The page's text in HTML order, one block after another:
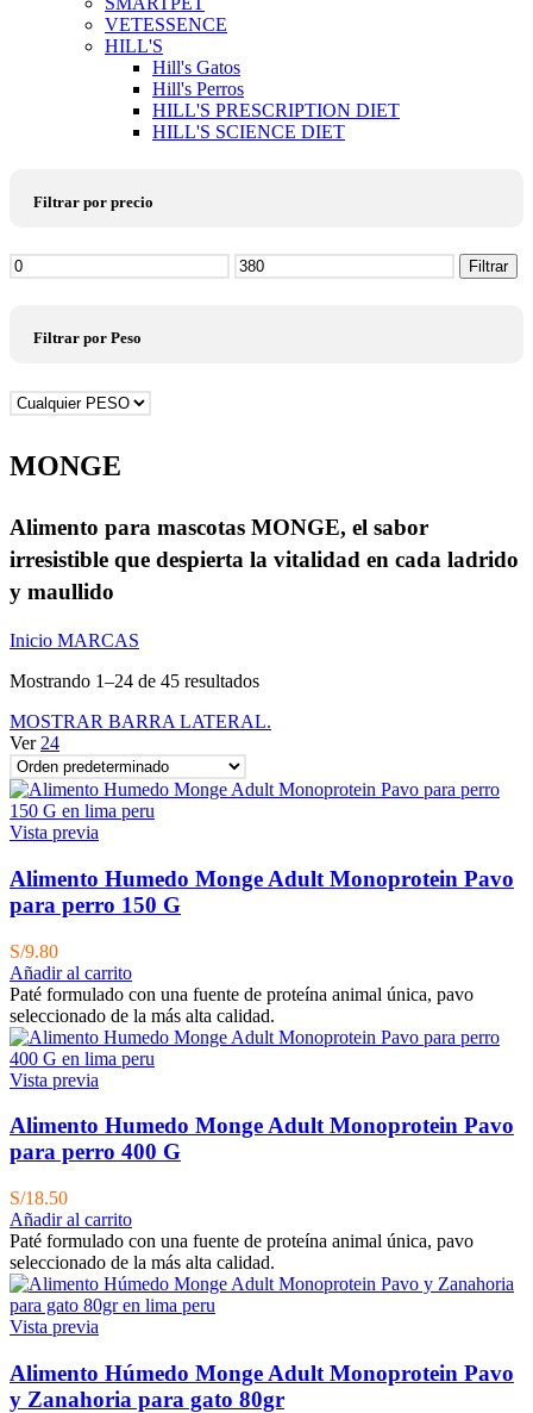
VETESSENCE
HILL'S
Hill's Gatos
Hill's Perros
HILL'S PRESCRIPTION DIET
HILL'S SCIENCE DIET
Filtrar por precio
Precio
mínimo
Filtrar
Filtrar por Peso
MONGE
Alimento para mascotas MONGE, el sabor
irresistible que despierta la vitalidad en cada ladrido
y maullido
Inicio MARCAS
Mostrando 1–24 de 45 resultados
MOSTRAR BARRA LATERAL.
Ver 24
Vista previa
Alimento Humedo Monge Adult Monoprotein Pavo
para perro 150 G
S/9.80
Añadir al carrito
Paté formulado con una fuente de proteína animal única, pavo
seleccionado de la más alta calidad.
Vista previa
Alimento Humedo Monge Adult Monoprotein Pavo
para perro 400 G
S/18.50
Añadir al carrito
Paté formulado con una fuente de proteína animal única, pavo
seleccionado de la más alta calidad.
Vista previa
Alimento Húmedo Monge Adult Monoprotein Pavo
y Zanahoria para gato 80gr